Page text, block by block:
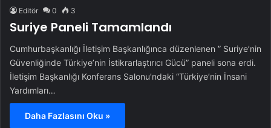
Yardımları…
Daha Fazlasını Oku »